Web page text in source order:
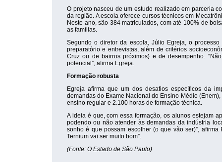
O projeto nasceu de um estudo realizado em parceria
da região. A escola oferece cursos técnicos em
Neste ano, são 384 matriculados, com até 100% de
as famílias.
Segundo o diretor da escola, Júlio Egreja, o
preparatório e entrevistas, além de critérios
Cruz ou de bairros próximos) e de desempenho.
potencial”, afirma Egreja.
Formação robusta
Egreja afirma que um dos desafios específicos da
demandas do Exame Nacional do Ensino Médio
ensino regular e 2.100 horas de formação técnica.
A ideia é que, com essa formação, os alunos estejam
podendo ou não atender às demandas da indústria
sonho é que possam escolher (o que vão ser)”,
Ternium vai ser muito bom”.
(Fonte: O Estado de São Paulo)